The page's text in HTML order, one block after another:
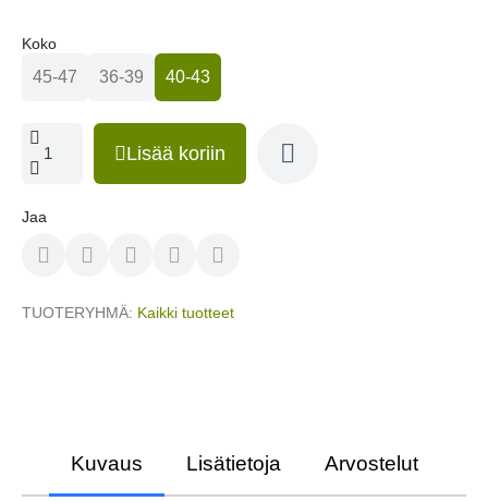
Koko
45-47 36-39 40-43
Lisää koriin
Jaa
TUOTERYHMÄ Kaikki tuotteet
Kuvaus Lisätietoja Arvostelut